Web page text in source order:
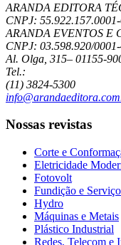
ARANDA EDITORA
CNPJ:
ARANDA EVENTOS E
CNPJ: 03.598.920/0001-
Al. Olga, 315– 01155-
Tel.:
(11) 3824-5300
Nossas revistas
Corte e
Eletricidade
Fotovolt
Fundição e
Hydro
Máquinas e Metais
Plástico Industrial
Redes, Telecom e